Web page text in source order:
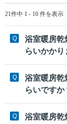
21件中 1 - 10 件を表示
浴室暖房乾
らいかかり
浴室暖房乾
らいですか
浴室暖房乾